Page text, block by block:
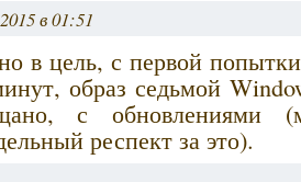
в 01:51
в цель, с первой
образ седьмой
с обновлениями
респект за это).